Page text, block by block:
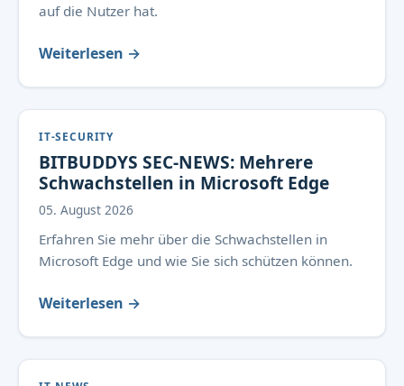
auf die Nutzer hat.
Weiterlesen →
IT-SECURITY
BITBUDDYS SEC-NEWS: Mehrere
Schwachstellen in Microsoft Edge
05. August 2026
Erfahren Sie mehr über die Schwachstellen in
Microsoft Edge und wie Sie sich schützen können.
Weiterlesen →